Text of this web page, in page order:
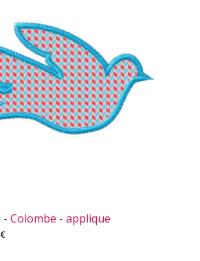
- Colombe - applique
€